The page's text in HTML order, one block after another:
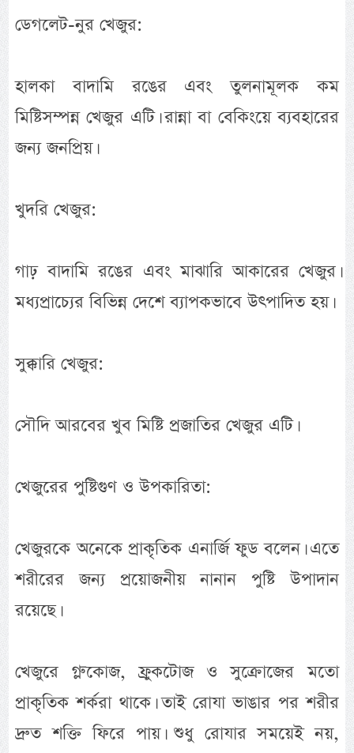
ডেগলেট-নুর খেজুর:
হালকা বাদামি রঙের এবং তুলনামূলক কম
মিষ্টিসম্পন্ন খেজুর এটি। রান্না বা বেকিংয়ে ব্যবহারের
জন্য জনপ্রিয়।
খুদরি খেজুর:
গাঢ় বাদামি রঙের এবং মাঝারি আকারের খেজুর।
মধ্যপ্রাচ্যের বিভিন্ন দেশে ব্যাপকভাবে উৎপাদিত হয়।
সুক্কারি খেজুর:
সৌদি আরবের খুব মিষ্টি প্রজাতির খেজুর এটি।
খেজুরের পুষ্টিগুণ ও উপকারিতা:
খেজুরকে অনেকে প্রাকৃতিক এনার্জি ফুড বলেন। এতে
শরীরের জন্য প্রয়োজনীয় নানান পুষ্টি উপাদান
রয়েছে।
খেজুরে গ্লুকোজ, ফ্রুকটোজ ও সুক্রোজের মতো
প্রাকৃতিক শর্করা থাকে। তাই রোযা ভাঙার পর শরীর
দ্রুত শক্তি ফিরে পায়। শুধু রোযার সময়েই নয়,